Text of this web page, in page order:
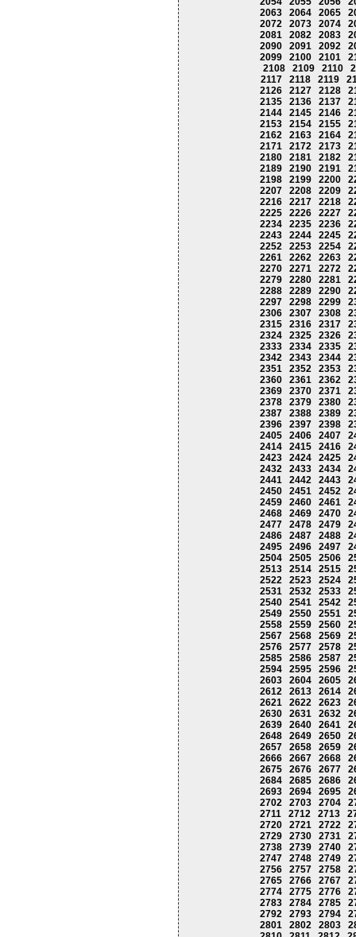
2063
2064 2065
2072
2073 2074
2081
2082 2083
2090
2091 2092
2099
2100 2101
2108
2109 2110
2117
2118 2119
2126
2127 2128
2135
2136 2137
2144
2145 2146
2153
2154 2155
2162
2163 2164
2171
2172 2173
2180
2181 2182
2189
2190 2191
2198
2199 2200
2207
2208 2209
2216
2217 2218
2225
2226 2227
2234
2235 2236
2243
2244 2245
2252
2253 2254
2261
2262 2263
2270
2271 2272
2279
2280 2281
2288
2289 2290
2297
2298 2299
2306
2307 2308
2315
2316 2317
2324
2325 2326
2333
2334 2335
2342
2343 2344
2351
2352 2353
2360
2361 2362
2369
2370 2371
2378
2379 2380
2387
2388 2389
2396
2397 2398
2405
2406 2407
2414
2415 2416
2423
2424 2425
2432
2433 2434
2441
2442 2443
2450
2451 2452
2459
2460 2461
2468
2469 2470
2477
2478 2479
2486
2487 2488
2495
2496 2497
2504
2505 2506
2513
2514 2515
2522
2523 2524
2531
2532 2533
2540
2541 2542
2549
2550 2551
2558
2559 2560
2567
2568 2569
2576
2577 2578
2585
2586 2587
2594
2595 2596
2603
2604 2605
2612
2613 2614
2621
2622 2623
2630
2631 2632
2639
2640 2641
2648
2649 2650
2657
2658 2659
2666
2667 2668
2675
2676 2677
2684
2685 2686
2693
2694 2695
2702
2703 2704
2711
2712 2713
2720
2721 2722
2729
2730 2731
2738
2739 2740
2747
2748 2749
2756
2757 2758
2765
2766 2767
2774
2775 2776
2783
2784 2785
2792
2793 2794
2801
2802 2803